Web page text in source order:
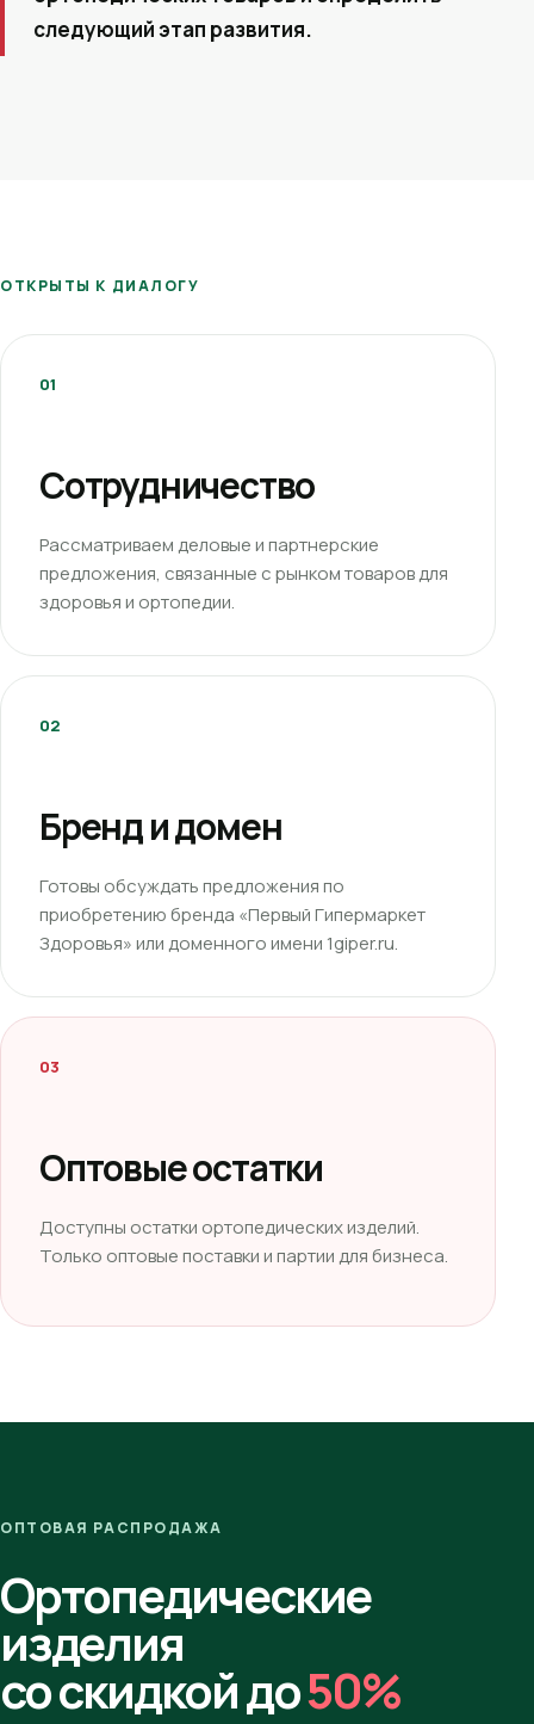
следующий этап развития.
ОТКРЫТЫ К ДИАЛОГУ
01
Сотрудничество
Рассматриваем деловые и партнерские
предложения, связанные с рынком товаров для
здоровья и ортопедии.
02
Бренд и домен
Готовы обсуждать предложения по
приобретению бренда «Первый Гипермаркет
Здоровья» или доменного имени 1giper.ru.
03
Оптовые остатки
Доступны остатки ортопедических изделий.
Только оптовые поставки и партии для бизнеса.
ОПТОВАЯ РАСПРОДАЖА
Ортопедические
изделия
со скидкой до50%